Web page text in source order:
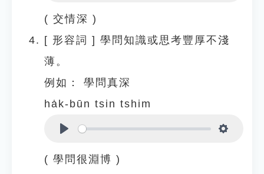
( 交情深 )
[ 形容詞 ] 學問知識或思考豐厚不淺
薄。
例如：
學問真深
ha̍k-būn tsin tshim
( 學問很淵博 )